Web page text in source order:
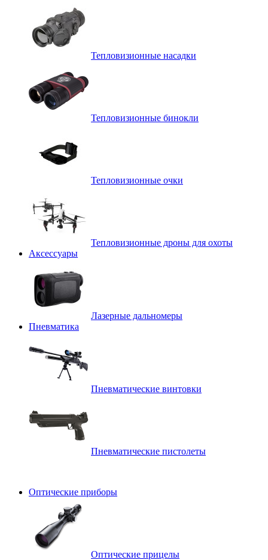
Тепловизионные насадки
Тепловизионные бинокли
Тепловизионные очки
Тепловизионные дроны для охоты
Аксессуары
Лазерные дальномеры
Пневматика
Пневматические винтовки
Пневматические пистолеты
Оптические приборы
Оптические прицелы